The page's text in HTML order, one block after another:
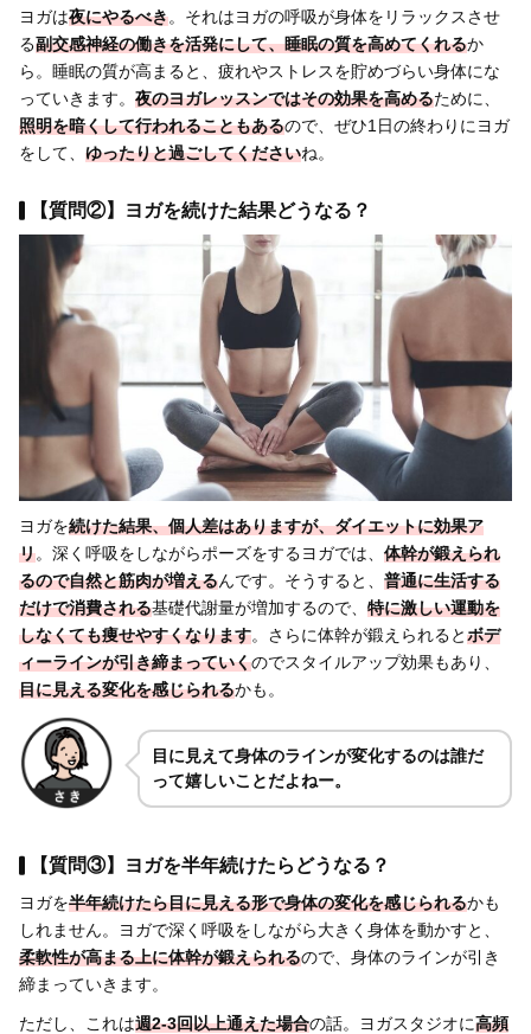
ヨガは夜にやるべき。それはヨガの呼吸が身体をリラックスさせ
る副交感神経の働きを活発にして、睡眠の質を高めてくれるか
ら。睡眠の質が高まると、疲れやストレスを貯めづらい身体にな
っていきます。 夜のヨガレッスンではその効果を高めるために、
照明を暗くして行われることもあるので、ぜひ1日の終わりにヨガ
をして、 ゆったりと過ごしてくださいね。
【質問②】ヨガを続けた結果どうなる？
ヨガを続けた結果、個人差はありますが、ダイエットに効果ア
リ。深く呼吸をしながらポーズをするヨガでは、 体幹が鍛えられ
るので自然と筋肉が増えるんです。そうすると、 普通に生活する
だけで消費される基礎代謝量が増加するので、 特に激しい運動を
しなくても痩せやすくなります。さらに体幹が鍛えられるとボデ
ィーラインが引き締まっていくのでスタイルアップ効果もあり、
目に見える変化を感じられるかも。
目に見えて身体のラインが変化するのは誰だ
って嬉しいことだよねー。
【質問③】ヨガを半年続けたらどうなる？
ヨガを半年続けたら目に見える形で身体の変化を感じられるかも
しれません。ヨガで深く呼吸をしながら大きく身体を動かすと、
柔軟性が高まる上に体幹が鍛えられるので、身体のラインが引き
締まっていきます。
ただし、これは週2-3回以上通えた場合の話。ヨガスタジオに高頻